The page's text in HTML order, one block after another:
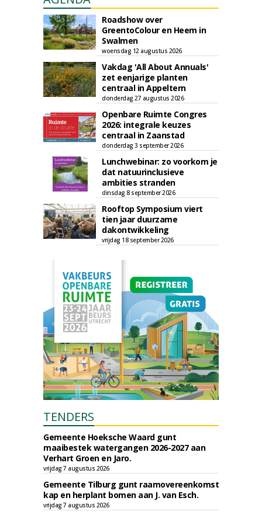
Roadshow over
GreentoColour en Heem in
Swalmen
woensdag 12 augustus 2026
Vakdag 'All About Annuals'
zet eenjarige planten
centraal in Appeltern
donderdag 27 augustus 2026
Openbare Ruimte Congres
2026: integrale keuzes
centraal in Zaanstad
donderdag 3 september 2026
Lunchwebinar: zo voorkom je
dat natuurinclusieve
ambities stranden
dinsdag 8 september 2026
Rooftop Symposium viert
tien jaar duurzame
dakontwikkeling
vrijdag 18 september 2026
TENDERS
Gemeente Hoeksche Waard gunt
maaibestek watergangen 2026-2027 aan
Verhart Groen en Jaro.
vrijdag 7 augustus 2026
Gemeente Tilburg gunt raamovereenkomst
kap en herplant bomen aan J. van Esch.
vrijdag 7 augustus 2026